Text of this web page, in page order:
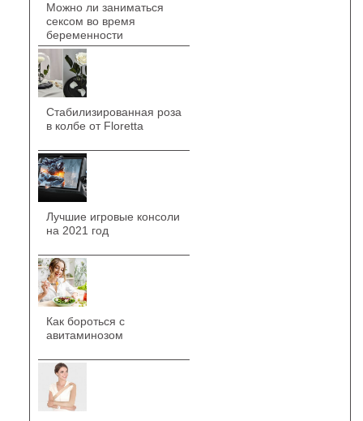
Можно ли заниматься
сексом во время
беременности
Стабилизированная роза
в колбе от Floretta
Лучшие игровые консоли
на 2021 год
Как бороться с
авитаминозом